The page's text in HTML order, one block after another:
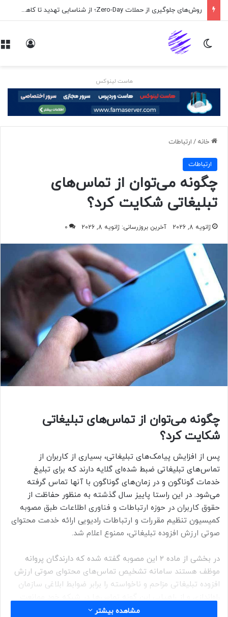
روش‌های جلوگیری از حملات Zero-Day؛ از شناسایی تهدید تا کاهش ریسک
تغییر پوسته
هاست لینوکس
خانه / ارتباطات
ارتباطات
چگونه می‌توان از تماس‌های
تبلیغاتی شکایت کرد؟
ژانویه 8, 2026 آخرین بروزرسانی: ژانویه 8, 2026 0
چگونه می‌توان از تماس‌های تبلیغاتی
شکایت کرد؟
پس از افزایش پیامک‌های تبلیغاتی، بسیاری از کاربران از
تماس‌های تبلیغاتی ضبط شده‌ای گلایه دارند که برای تبلیغ
خدمات گوناگون و در زمان‌های گوناگون با آنها تماس گرفته
می‌شود. در این راستا پاییز سال گذشته به منظور حفاظت از
حقوق کاربران در حوزه ارتباطات و فناوری اطلاعات طبق مصوبه
کمیسیون تنظیم مقررات و ارتباطات رادیویی ارائه خدمت محتوای
صوتی ارزش افزوده تبلیغاتی، ممنوع اعلام شد.
در بخشی از ماده ۲ این مصوبه گفته شده که دارندگان پروانه
موظف هستند سامانه تشخیص تماس­‌های محتوای صوتی ارزش
افزوده تبلیغاتی مزاحم و ناخواسته را برابر ضوابط ابلاغی سازمان
مشاهده بیشتر